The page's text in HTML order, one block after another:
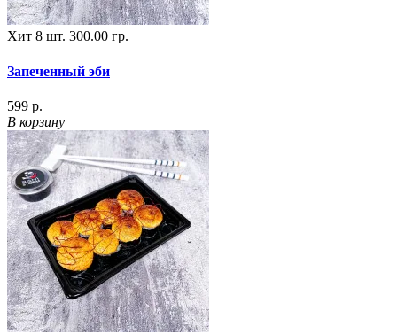
Хит 8 шт. 300.00 гр.
Запеченный эби
599 р.
В корзину